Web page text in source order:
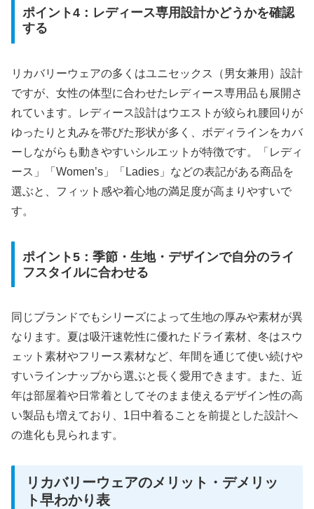
ポイント4：レディース専用設計かどうかを確認
する
リカバリーウェアの多くはユニセックス（男女兼用）設計
ですが、女性の体型に合わせたレディース専用品も展開さ
れています。レディース設計はウエストが絞られ腰回りが
ゆったりと丸みを帯びた形状が多く、ボディラインをカバ
ーしながらも動きやすいシルエットが特徴です。「レディ
ース」「Women’s」「Ladies」などの表記がある商品を
選ぶと、フィット感や着心地の満足度が高まりやすいで
す。
ポイント5：季節・生地・デザインで自分のライ
フスタイルに合わせる
同じブランドでもシリーズによって生地の厚みや素材が異
なります。夏は吸汗速乾性に優れたドライ素材、冬はスウ
ェット素材やフリース素材など、年間を通じて使い続けや
すいラインナップから選ぶと長く愛用できます。また、近
年は部屋着や日常着としてそのまま使えるデザイン性の高
い製品も増えており、1日中着ることを前提とした設計へ
の進化も見られます。
リカバリーウェアのメリット・デメリッ
ト早わかり表